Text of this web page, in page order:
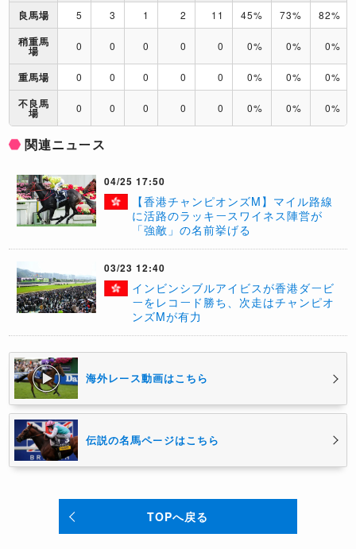
良馬場
5 3 1 2 11 45% 73% 82%
稍重馬
場 0 0 0 0 0 0% 0% 0%
重馬場 0 0 0 0 0 0% 0% 0%
不良馬
場 0 0 0 0 0 0% 0% 0%
関連ニュース
04/25 17:50
【香港チャンピオンズM】マイル路線
に活路のラッキースワイネス陣営が
「強敵」の名前挙げる
03/23 12:40
​インビンシブルアイビスが香港ダービ
ーをレコード勝ち、次走はチャンピオ
ンズMが有力
海外レース動画はこちら
伝説の名馬ページはこちら
TOPへ戻る